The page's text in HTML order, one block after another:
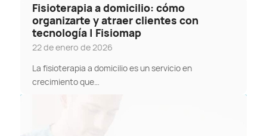
Fisioterapia a domicilio: cómo
organizarte y atraer clientes con
tecnología | Fisiomap
22 de enero de 2026
La fisioterapia a domicilio es un servicio en
crecimiento que…